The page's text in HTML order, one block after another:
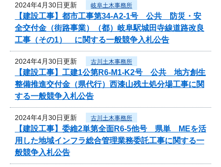
2024年4月30日更新 岐阜土木事務所
【建設工事】都市工事第34-A2-1号 公共 防災・安
全交付金（街路事業）（都）岐阜駅城田寺線道路改良
工事（その1） に関する一般競争入札公告
2024年4月30日更新 古川土木事務所
【建設工事】工建1公第R6-M1-K2号 公共 地方創生
整備推進交付金（県代行）西漆山残土処分場工事に関
する一般競争入札公告
2024年4月30日更新 古川土木事務所
【建設工事】委維2単第全面R6-5他号 県単 MEを活
用した地域インフラ総合管理業務委託工事に関する一
般競争入札公告